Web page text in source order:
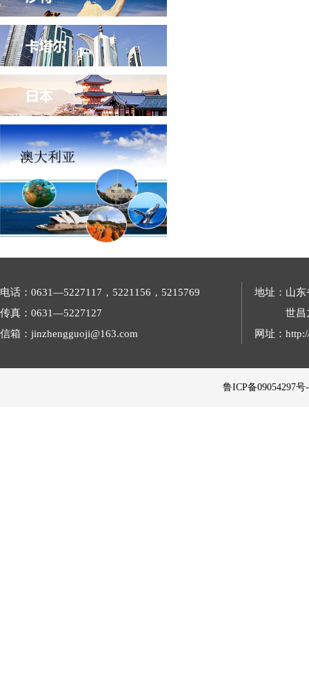
电话：0631—5227117，5221156，5215769
传真：0631—5227127
信箱：jinzhengguoji@163.com
地址：山
世昌
网址：
鲁ICP备09054297号